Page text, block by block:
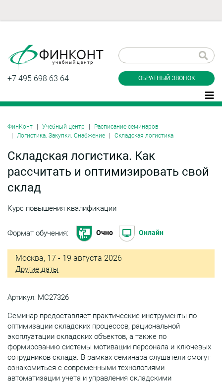
+7 495 698 63 64 ОБРАТНЫЙ ЗВОНОК
ФинКонт Учебный центр
Расписание семинаров
Логистика. Закупки. Снабжение
Складская логистика
Складская логистика. Как
рассчитать и оптимизировать свой
склад
Курс повышения квалификации
Формат обучения: Очно Онлайн
Москва, 17 - 19 августа 2026
Другие даты
Артикул: МС27326
Семинар предоставляет практические инструменты по
оптимизации складских процессов, рациональной
эксплуатации складских объектов, а также по
формированию системы мотивации персонала и ключевых
сотрудников склада. В рамках семинара слушатели смогут
ознакомиться с современными технологиями
автоматизации учета и управления складскими
звонок
Даю согласие на обработку персональных
конфиденциальности